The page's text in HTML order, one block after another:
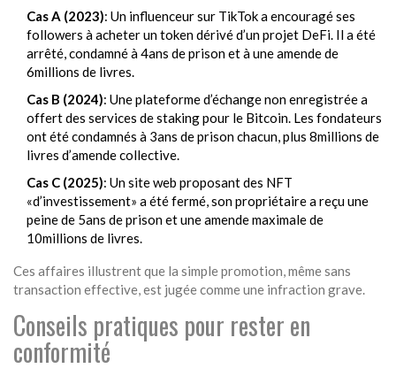
Cas A (2023): Un influenceur sur TikTok a encouragé ses
followers à acheter un token dérivé d’un projet DeFi. Il a été
arrêté, condamné à 4ans de prison et à une amende de
6millions de livres.
Cas B (2024): Une plateforme d’échange non enregistrée a
offert des services de staking pour le Bitcoin. Les fondateurs
ont été condamnés à 3ans de prison chacun, plus 8millions de
livres d’amende collective.
Cas C (2025): Un site web proposant des NFT
«d’investissement» a été fermé, son propriétaire a reçu une
peine de 5ans de prison et une amende maximale de
10millions de livres.
Ces affaires illustrent que la simple promotion, même sans
transaction effective, est jugée comme une infraction grave.
Conseils pratiques pour rester en
conformité